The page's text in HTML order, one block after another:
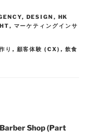
, DESIGN , HK
, マーケティングインサ
り , 顧客体験 (CX) , 飲食
Shop (Part